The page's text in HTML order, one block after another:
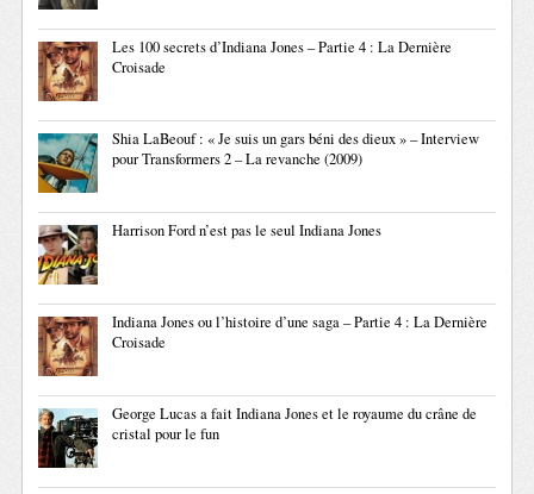
Les 100 secrets d’Indiana Jones – Partie 4 : La Dernière
Croisade
Shia LaBeouf : « Je suis un gars béni des dieux » – Interview
pour Transformers 2 – La revanche (2009)
Harrison Ford n’est pas le seul Indiana Jones
Indiana Jones ou l’histoire d’une saga – Partie 4 : La Dernière
Croisade
George Lucas a fait Indiana Jones et le royaume du crâne de
cristal pour le fun